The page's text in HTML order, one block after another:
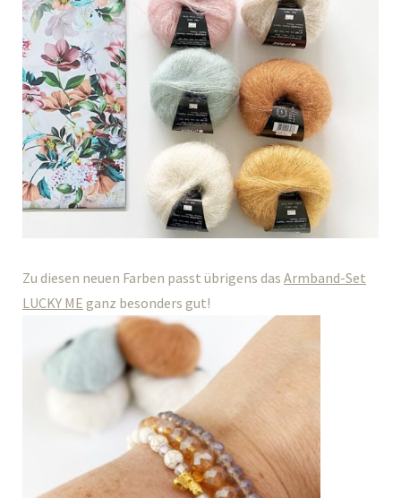
Zu diesen neuen Farben passt übrigens das Armband-Set
LUCKY ME ganz besonders gut!